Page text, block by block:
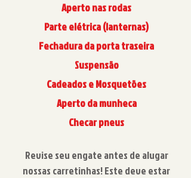
Aperto nas rodas
Parte elétrica (lanternas)
Fechadura da porta traseira
Suspensão
Cadeados e Mosquetões
Aperto da munheca
Checar pneus
Revise seu engate antes de alugar
nossas carretinhas! Este deve estar